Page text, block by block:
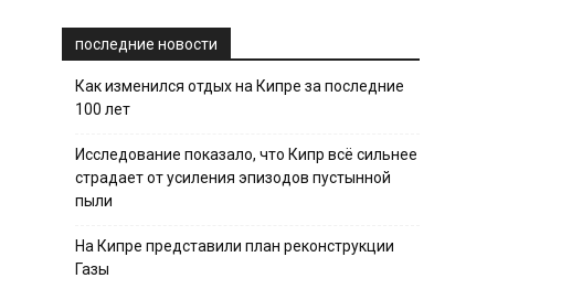
последние новости
Как изменился отдых на Кипре за последние
100 лет
Исследование показало, что Кипр всё сильнее
страдает от усиления эпизодов пустынной
пыли
На Кипре представили план реконструкции
Газы